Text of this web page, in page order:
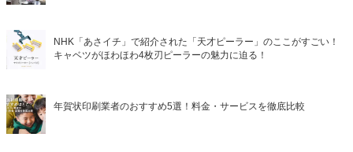
NHK「あさイチ」で紹介された「天才ピーラー」のここがすごい！
キャベツがほわほわ4枚刃ピーラーの魅力に迫る！
年賀状印刷業者のおすすめ5選！料金・サービスを徹底比較